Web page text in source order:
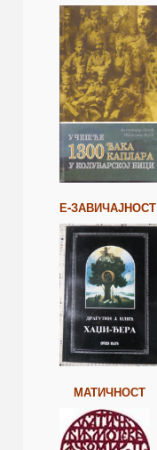
Е-ЗАВИЧАЈНОСТ
МАТИЧНОСТ